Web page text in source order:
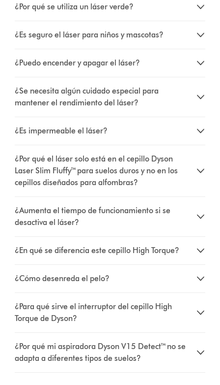
¿Por qué se utiliza un láser verde?
¿Es seguro el láser para niños y mascotas?
¿Puedo encender y apagar el láser?
¿Se necesita algún cuidado especial para
mantener el rendimiento del láser?
¿Es impermeable el láser?
¿Por qué el láser solo está en el cepillo Dyson
Laser Slim Fluffy™ para suelos duros y no en los
cepillos diseñados para alfombras?
¿Aumenta el tiempo de funcionamiento si se
desactiva el láser?
¿En qué se diferencia este cepillo High Torque?
¿Cómo desenreda el pelo?
¿Para qué sirve el interruptor del cepillo High
Torque de Dyson?
¿Por qué mi aspiradora Dyson V15 Detect™ no se
adapta a diferentes tipos de suelos?